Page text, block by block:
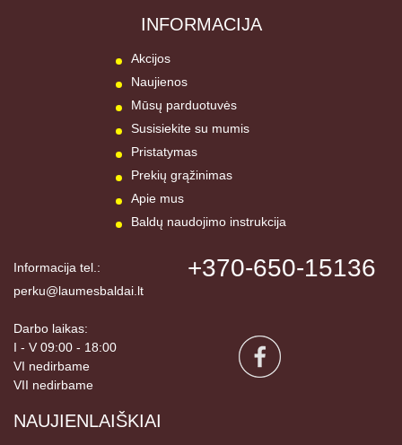
INFORMACIJA
Akcijos
Naujienos
Mūsų parduotuvės
Susisiekite su mumis
Pristatymas
Prekių grąžinimas
Apie mus
Baldų naudojimo instrukcija
Informacija tel.: +370-650-15136
perku@laumesbaldai.lt
Darbo laikas:
I - V 09:00 - 18:00
VI nedirbame
VII nedirbame
NAUJIENLAIŠKIAI